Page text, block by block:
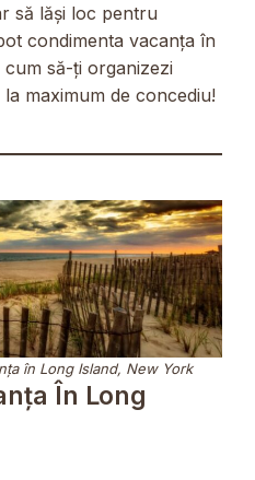
să lăși loc pentru
condimenta vacanța în
să-ți organizezi
maximum de concediu!
în Long Island, New York
În Long